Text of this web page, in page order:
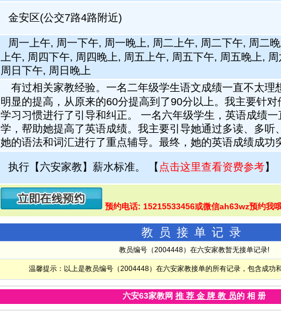
金安区(公交7路4路附近)
周一上午, 周一下午, 周一晚上, 周二上午, 周二下午, 周二
上午, 周四下午, 周四晚上, 周五上午, 周五下午, 周五晚上,
周日下午, 周日晚上
有过相关家教经验。一名二年级学生语文成绩一直不太理
明显的提高，从原来的60分提高到了90分以上。我主要针
学习习惯进行了引导和纠正。 一名六年级学生，英语成绩
学，帮助她提高了英语成绩。我主要引导她通过多读、多
她的语法和词汇进行了重点辅导。最终，她的英语成绩成功
执行【六安家教】薪水标准。 【 点击这里查看资费参考】
预约电话: 15215533456或微信ah63wz预约我
教员接单记录
教员编号（2004448）在六安家教暂无接单记录!
温馨提示：以上是教员编号（2004448）在六安家教接单的所有记录，包含成功
六安63家教网 推 荐 金 牌 教 员的 相 册